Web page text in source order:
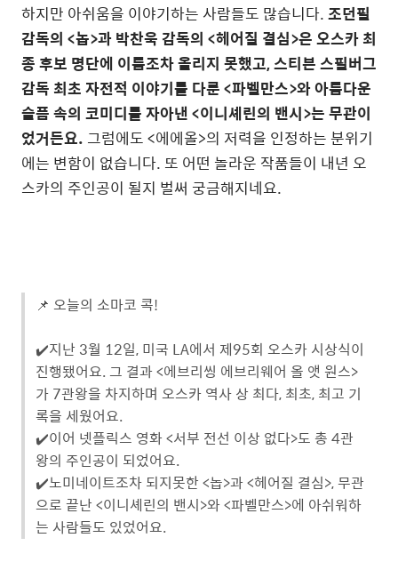
하지만 아쉬움을 이야기하는 사람들도 많습니다.조던필
감독의 <놉>과 박찬욱 감독의 <헤어질 결심>은 오스카 최
종 후보 명단에 이름조차 올리지 못했고, 스티븐 스필버그
감독 최초 자전적 이야기를 다룬 <파벨만스>와 아름다운
슬픔 속의 코미디를 자아낸 <이니셰린의 밴시>는 무관이
었거든요. 그럼에도 <에에올>의 저력을 인정하는 분위기
에는 변함이 없습니다. 또 어떤 놀라운 작품들이 내년 오
스카의 주인공이 될지 벌써 궁금해지네요.
📌 오늘의 소마코 콕!
✔️지난 3월 12일, 미국 LA에서 제95회 오스카 시상식이
진행됐어요. 그 결과 <에브리씽 에브리웨어 올 앳 원스>
가 7관왕을 차지하며 오스카 역사 상 최다, 최초, 최고 기
록을 세웠어요.
✔️이어 넷플릭스 영화 <서부 전선 이상 없다>도 총 4관
왕의 주인공이 되었어요.
✔️노미네이트조차 되지못한 <놉>과 <헤어질 결심>, 무관
으로 끝난 <이니셰린의 밴시>와 <파벨만스>에 아쉬워하
는 사람들도 있었어요.